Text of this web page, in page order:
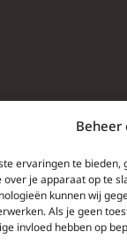
Beheer
ervaringen te bieden,
over je apparaat op te
kunnen wij
Als je geen
invloed hebben op